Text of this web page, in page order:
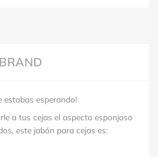
BRAND
estabas esperando!
a tus cejas el aspecto esponjoso
este jabón para cejas es: